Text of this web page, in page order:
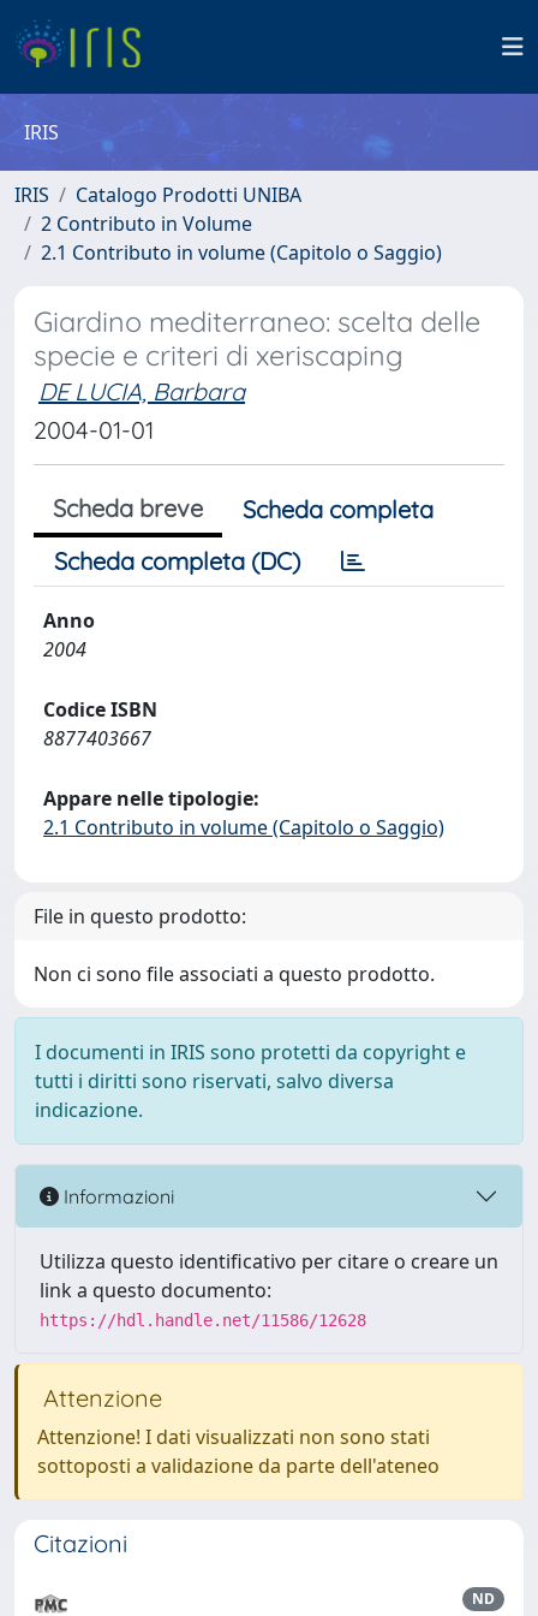
IRIS
IRIS
Catalogo Prodotti UNIBA
2 Contributo in Volume
2.1 Contributo in volume (Capitolo o Saggio)
Giardino mediterraneo: scelta delle
specie e criteri di xeriscaping
DE LUCIA, Barbara
2004-01-01
Scheda breve
Scheda completa
Scheda completa (DC)
Anno
2004
Codice ISBN
8877403667
Appare nelle tipologie:
2.1 Contributo in volume (Capitolo o Saggio)
File in questo prodotto:
Non ci sono file associati a questo prodotto.
I documenti in IRIS sono protetti da copyright e
tutti i diritti sono riservati, salvo diversa
indicazione.
Informazioni
Utilizza questo identificativo per citare o creare un
link a questo documento:
https://hdl.handle.net/11586/12628
Attenzione
Attenzione! I dati visualizzati non sono stati
sottoposti a validazione da parte dell'ateneo
Citazioni
ND